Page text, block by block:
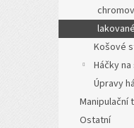
Košové
Háčky
Úpravy
Manipulační
Ostatní